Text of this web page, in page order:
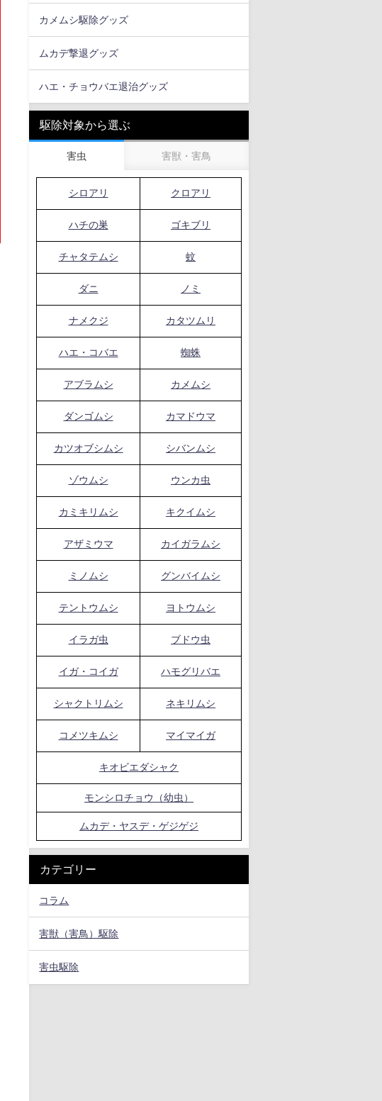
カメムシ駆除グッズ
ムカデ撃退グッズ
ハエ・チョウバエ退治グッズ
駆除対象から選ぶ
害虫 害獣・害鳥
シロアリ クロアリ
ハチの巣 ゴキブリ
チャタテムシ 蚊
ダニ ノミ
ナメクジ カタツムリ
ハエ・コバエ 蜘蛛
アブラムシ カメムシ
ダンゴムシ カマドウマ
カツオブシムシ シバンムシ
ゾウムシ ウンカ虫
カミキリムシ キクイムシ
アザミウマ カイガラムシ
ミノムシ グンバイムシ
テントウムシ ヨトウムシ
イラガ虫 ブドウ虫
イガ・コイガ ハモグリバエ
シャクトリムシ ネキリムシ
コメツキムシ マイマイガ
キオビエダシャク
モンシロチョウ（幼虫）
ムカデ・ヤスデ・ゲジゲジ
カテゴリー
コラム
害獣（害鳥）駆除
害虫駆除